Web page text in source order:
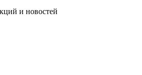
и новостей